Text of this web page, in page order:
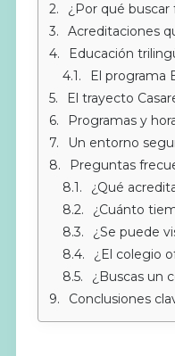
¿Por qué buscar
Acreditaciones
Educación
El programa
El trayecto
Programas y
Un entorno
Preguntas frecuentes
¿Qué
¿Cuánto tiempo
¿Se puede
¿El colegio
¿Buscas un
Conclusiones